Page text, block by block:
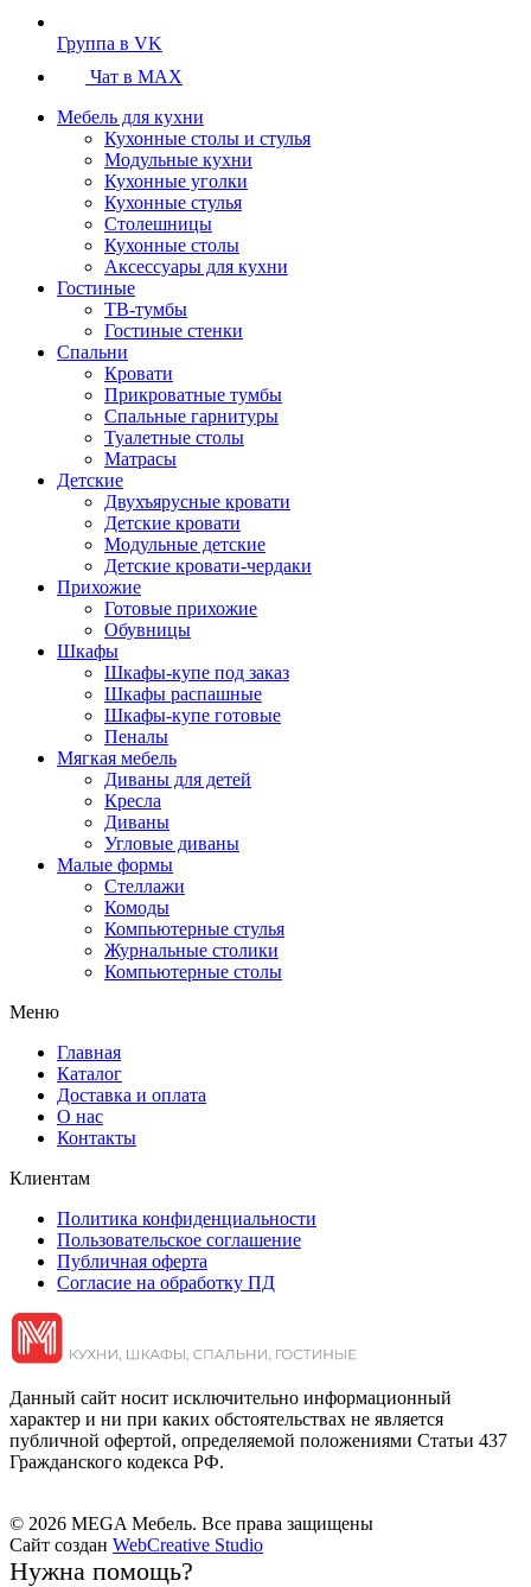
Группа в VK
Чат в MAX
Мебель для кухни
Кухонные столы и стулья
Модульные кухни
Кухонные уголки
Кухонные стулья
Столешницы
Кухонные столы
Аксессуары для кухни
Гостиные
ТВ-тумбы
Гостиные стенки
Спальни
Кровати
Прикроватные тумбы
Спальные гарнитуры
Туалетные столы
Матрасы
Детские
Двухъярусные кровати
Детские кровати
Модульные детские
Детские кровати-чердаки
Прихожие
Готовые прихожие
Обувницы
Шкафы
Шкафы-купе под заказ
Шкафы распашные
Шкафы-купе готовые
Пеналы
Мягкая мебель
Диваны для детей
Кресла
Диваны
Угловые диваны
Малые формы
Стеллажи
Комоды
Компьютерные стулья
Журнальные столики
Компьютерные столы
Меню
Главная
Каталог
Доставка и оплата
О нас
Контакты
Клиентам
Политика конфиденциальности
Пользовательское соглашение
Публичная оферта
Согласие на обработку ПД
Данный сайт носит исключительно информационный
характер и ни при каких обстоятельствах не является
публичной офертой, определяемой положениями Статьи 437
Гражданского кодекса РФ.
© 2026 MEGA Мебель. Все права защищены
Сайт создан WebCreative Studio
Нужна помощь?